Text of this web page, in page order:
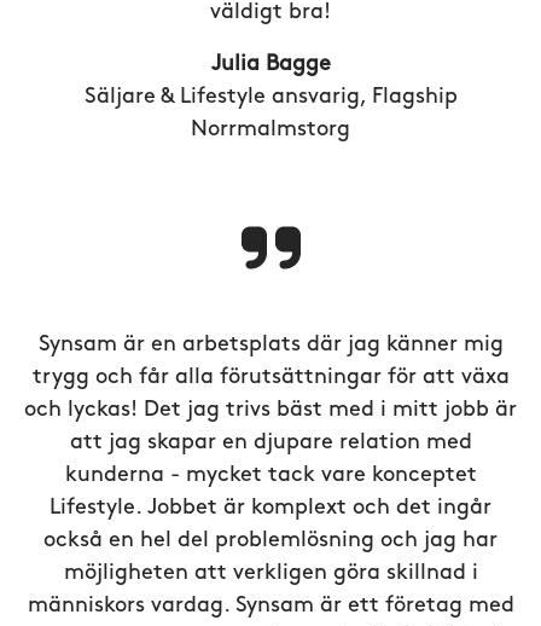
väldigt bra!
Julia Bagge
Säljare & Lifestyle ansvarig, Flagship
Norrmalmstorg
Synsam är en arbetsplats där jag känner mig
trygg och får alla förutsättningar för att växa
och lyckas! Det jag trivs bäst med i mitt jobb är
att jag skapar en djupare relation med
kunderna - mycket tack vare konceptet
Lifestyle. Jobbet är komplext och det ingår
också en hel del problemlösning och jag har
möjligheten att verkligen göra skillnad i
människors vardag. Synsam är ett företag med